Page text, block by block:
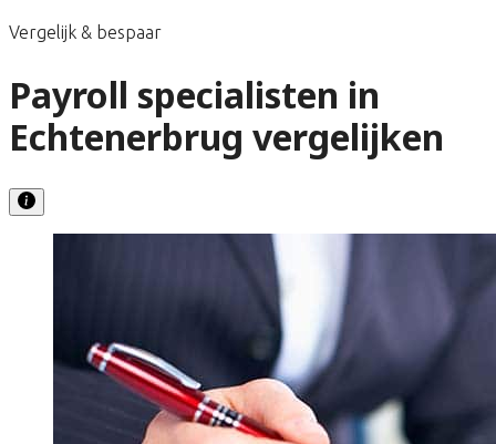
Vergelijk & bespaar
Payroll specialisten in
Echtenerbrug vergelijken